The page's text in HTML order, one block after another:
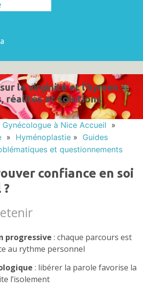
la virginité et l’hymen :
réalités et solutions
à Nice Accueil »
» Hyménoplastie » Guides
et questionnements
confiance en soi
progressive : chaque parcours est
au rythme personnel
: libérer la parole favorise la
l’isolement